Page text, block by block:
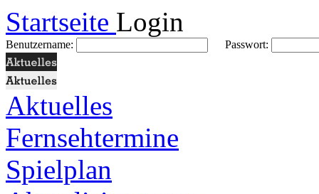
Startseite Login
Benutzername: Passwort:
Aktuelles
Fernsehtermine
Spielplan